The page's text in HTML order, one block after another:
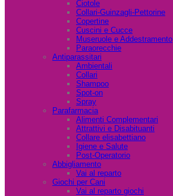
Ciotole
Collari-Guinzagli-Pettorine
Copertine
Cuscini e Cucce
Museruole e Addestramento
Paraorecchie
Antiparassitari
Ambientali
Collari
Shampoo
Spot-on
Spray
Parafarmacia
Alimenti Complementari
Attrattivi e Disabituanti
Collare elisabettiano
Igiene e Salute
Post-Operatorio
Abbigliamento
Vai al reparto
Giochi per Cani
Vai al reparto giochi